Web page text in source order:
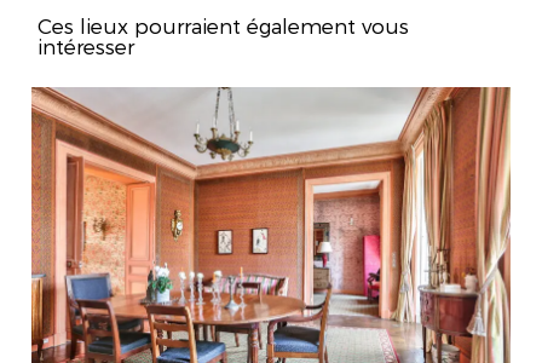
Ces lieux pourraient également vous
intéresser